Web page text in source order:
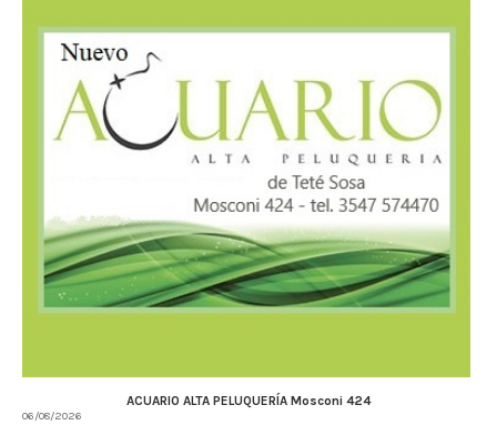
ACUARIO ALTA PELUQUERÍA Mosconi 424
06/08/2026